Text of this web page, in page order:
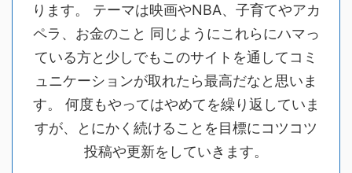
ります。 テーマは映画やNBA、子育てやアカ
ペラ、お金のこと 同じようにこれらにハマっ
ている方と少しでもこのサイトを通してコミ
ュニケーションが取れたら最高だなと思いま
す。 何度もやってはやめてを繰り返していま
すが、とにかく続けることを目標にコツコツ
投稿や更新をしていきます。